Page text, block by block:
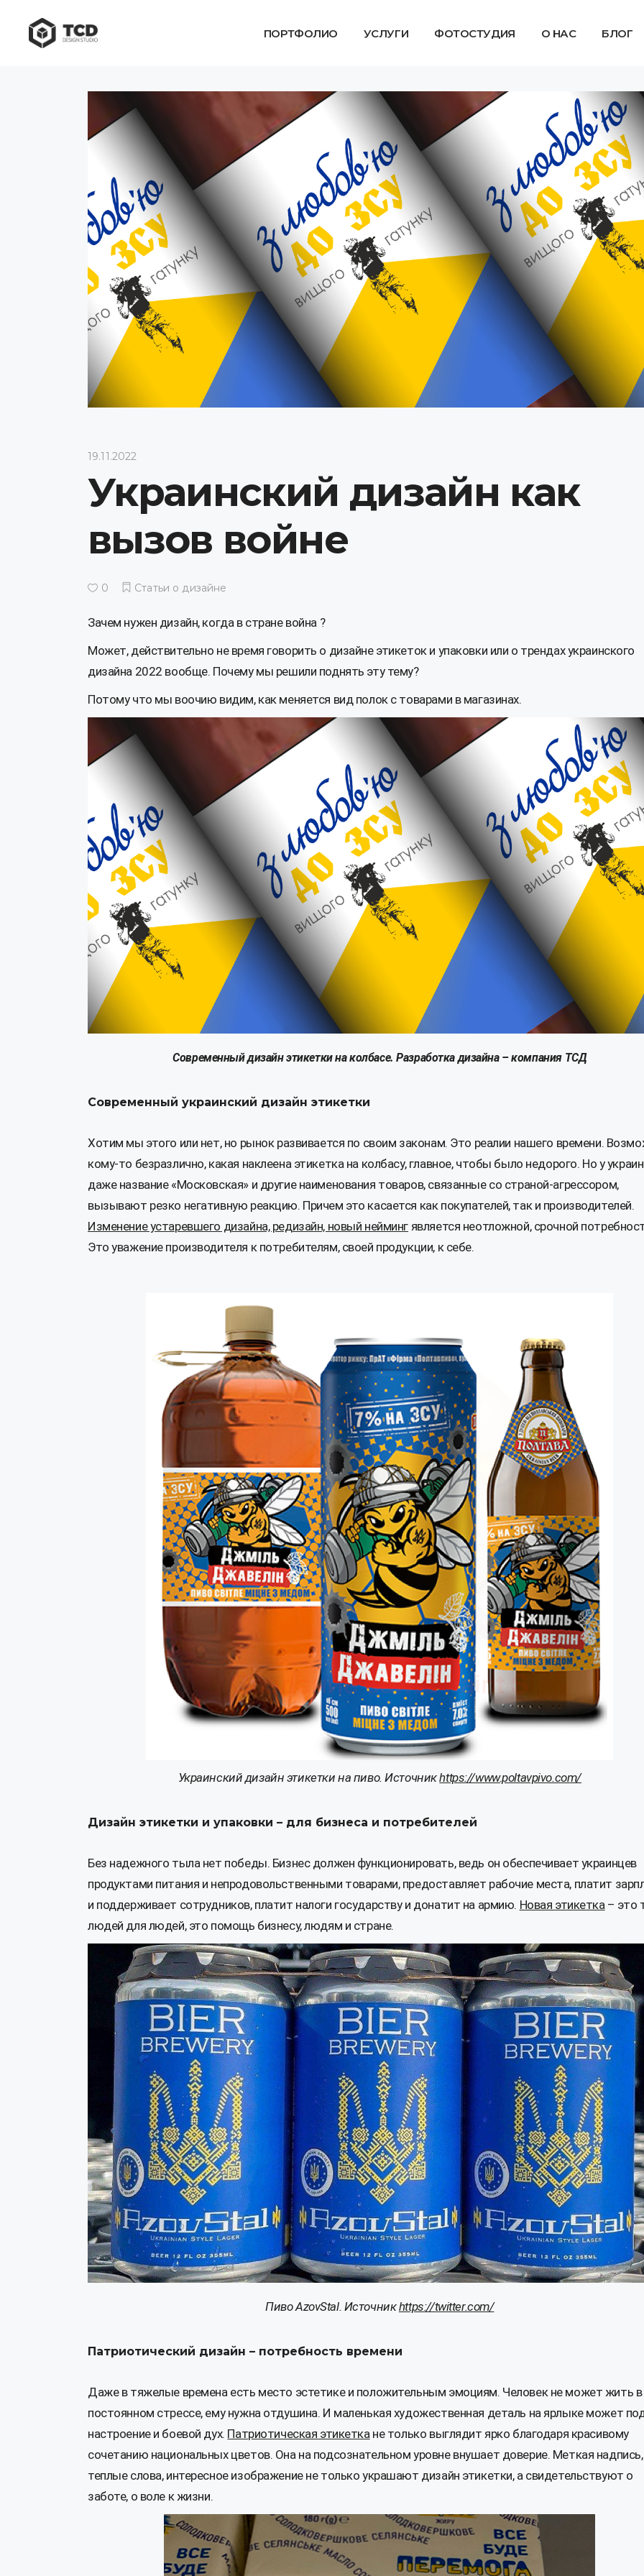
ПОРТФОЛИО УСЛУГИ ФОТОСТУДИЯ О НАС БЛОГ
19.11.2022
Украинский дизайн как
вызов войне
0 Статьи о дизайне
Зачем нужен дизайн, когда в стране война ?
Может, действительно не время говорить о дизайне этикеток и упаковки или о трендах украинского
дизайна 2022 вообще. Почему мы решили поднять эту тему?
Потому что мы воочию видим, как меняется вид полок с товарами в магазинах.
Современный дизайн этикетки на колбасе. Разработка дизайна – компания ТСД
Современный украинский дизайн этикетки
Хотим мы этого или нет, но рынок развивается по своим законам. Это реалии нашего времени.
кому-то безразлично, какая наклеена этикетка на колбасу, главное, чтобы было недорого. Но у
даже название «Московская» и другие наименования товаров, связанные со страной-агрессором,
вызывают резко негативную реакцию. Причем это касается как покупателей, так и производителей.
Изменение устаревшего дизайна, редизайн, новый нейминг является неотложной, срочной
Это уважение производителя к потребителям, своей продукции, к себе.
Украинский дизайн этикетки на пиво. Источникhttps://www.poltavpivo.com/
Дизайн этикетки и упаковки – для бизнеса и потребителей
Без надежного тыла нет победы. Бизнес должен функционировать, ведь он обеспечивает украинцев
продуктами питания и непродовольственными товарами, предоставляет рабочие места, платит
и поддерживает сотрудников, платит налоги государству и донатит на армию. Новая этикетка– это
людей для людей, это помощь бизнесу, людям и стране.
Пиво AzovStal. Источникhttps://twitter.com/
Патриотический дизайн – потребность времени
Даже в тяжелые времена есть место эстетике и положительным эмоциям. Человек не может жить в
постоянном стрессе, ему нужна отдушина. И маленькая художественная деталь на ярлыке может
настроение и боевой дух. Патриотическая этикетка не только выглядит ярко благодаря красивому
сочетанию национальных цветов. Она на подсознательном уровне внушает доверие. Меткая надпись,
теплые слова, интересное изображение не только украшают дизайн этикетки, а свидетельствуют о
заботе, о воле к жизни.